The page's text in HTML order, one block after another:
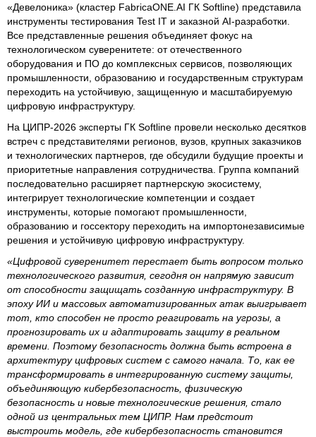
«Девелоника» (кластер FabricaONE.AI ГК Softline) представила
инструменты тестирования Test IT и заказной AI-разработки.
Все представленные решения объединяет фокус на
технологическом суверенитете: от отечественного
оборудования и ПО до комплексных сервисов, позволяющих
промышленности, образованию и государственным структурам
переходить на устойчивую, защищенную и масштабируемую
цифровую инфраструктуру.
На ЦИПР-2026 эксперты ГК Softline провели несколько десятков
встреч с представителями регионов, вузов, крупных заказчиков
и технологических партнеров, где обсудили будущие проекты и
приоритетные направления сотрудничества. Группа компаний
последовательно расширяет партнерскую экосистему,
интегрирует технологические компетенции и создает
инструменты, которые помогают промышленности,
образованию и госсектору переходить на импортонезависимые
решения и устойчивую цифровую инфраструктуру.
«Цифровой суверенитет перестает быть вопросом только
технологического развития, сегодня он напрямую зависит
от способности защищать созданную инфраструктуру. В
эпоху ИИ и массовых автоматизированных атак выигрывает
тот, кто способен не просто реагировать на угрозы, а
прогнозировать их и адаптировать защиту в реальном
времени. Поэтому безопасность должна быть встроена в
архитектуру цифровых систем с самого начала. То, как ее
трансформировать в интегрированную систему защиты,
объединяющую кибербезопасность, физическую
безопасность и новые технологические решения, стало
одной из центральных тем ЦИПР. Нам предстоит
выстроить модель, где кибербезопасность становится